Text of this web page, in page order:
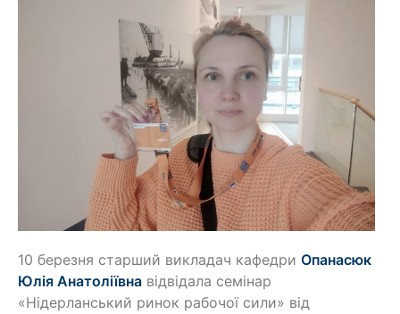
10 березня старший викладач кафедри Опанасюк
Юлія Анатоліївна відвідала семінар
«Нідерланський ринок рабочої сили» від